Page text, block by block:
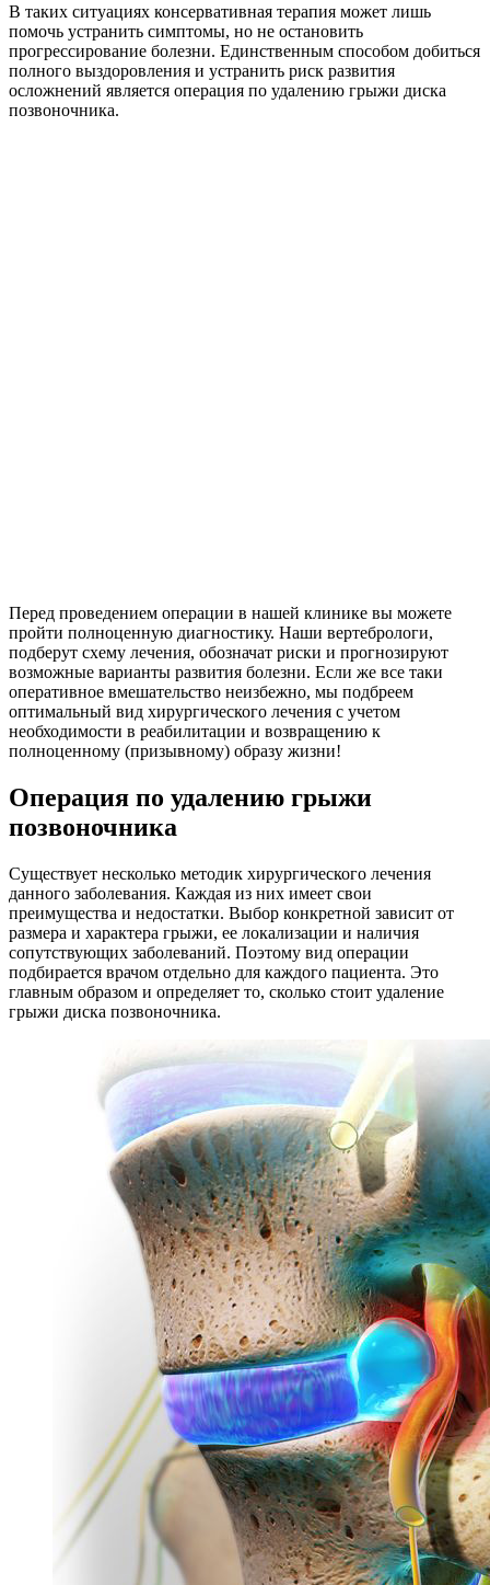
В таких ситуациях консервативная терапия может лишь
помочь устранить симптомы, но не остановить
прогрессирование болезни. Единственным способом добиться
полного выздоровления и устранить риск развития
осложнений является операция по удалению грыжи диска
позвоночника.
Перед проведением операции в нашей клинике вы можете
пройти полноценную диагностику. Наши вертебрологи,
подберут схему лечения, обозначат риски и прогнозируют
возможные варианты развития болезни. Если же все таки
оперативное вмешательство неизбежно, мы подбреем
оптимальный вид хирургического лечения с учетом
необходимости в реабилитации и возвращению к
полноценному (призывному) образу жизни!
Операция по удалению грыжи
позвоночника
Существует несколько методик хирургического лечения
данного заболевания. Каждая из них имеет свои
преимущества и недостатки. Выбор конкретной зависит от
размера и характера грыжи, ее локализации и наличия
сопутствующих заболеваний. Поэтому вид операции
подбирается врачом отдельно для каждого пациента. Это
главным образом и определяет то, сколько стоит удаление
грыжи диска позвоночника.